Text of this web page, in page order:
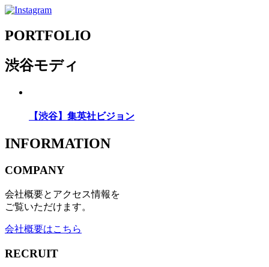
PORTFOLIO
渋谷モディ
【渋谷】集英社ビジョン
INFORMATION
COMPANY
会社概要とアクセス情報を
ご覧いただけます。
会社概要はこちら
RECRUIT